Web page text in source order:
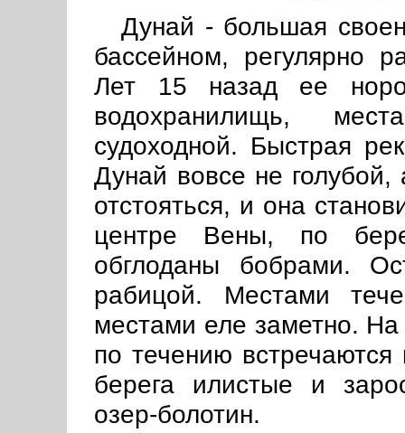
Дунай - большая
бассейном, регулярно
Лет 15 назад ее
водохранилищь,
судоходной. Быстрая
Дунай вовсе не
отстояться, и она
центре Вены, по
обглоданы бобрами.
рабицой. Местами
местами еле заметно.
по течению
берега илистые и
озер-болотин.